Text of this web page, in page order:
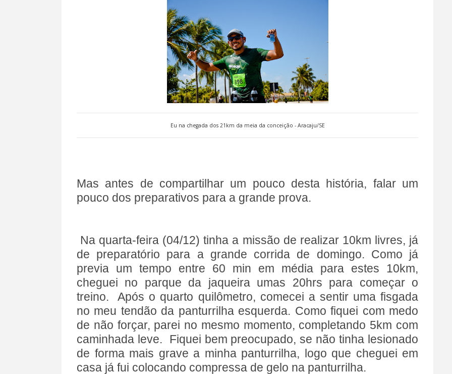
Eu na chegada dos 21km da meia da conceição - Aracaju/SE
Mas antes de compartilhar um pouco desta história, falar um
pouco dos preparativos para a grande prova.
Na quarta-feira (04/12) tinha a missão de realizar 10km livres, já
de preparatório para a grande corrida de domingo. Como já
previa um tempo entre 60 min em média para estes 10km,
cheguei no parque da jaqueira umas 20hrs para começar o
treino. Após o quarto quilômetro, comecei a sentir uma fisgada
no meu tendão da panturrilha esquerda. Como fiquei com medo
de não forçar, parei no mesmo momento, completando 5km com
caminhada leve. Fiquei bem preocupado, se não tinha lesionado
de forma mais grave a minha panturrilha, logo que cheguei em
casa já fui colocando compressa de gelo na panturrilha.